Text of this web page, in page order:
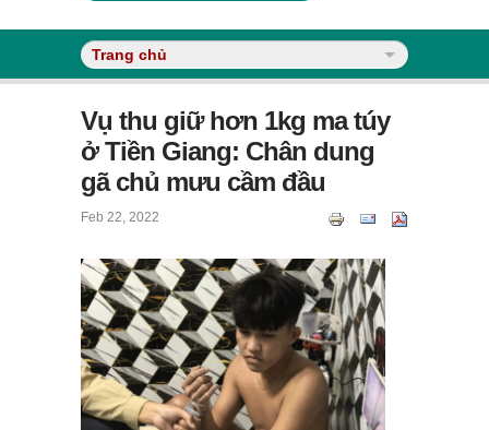
Vụ thu giữ hơn 1kg ma túy
ở Tiền Giang: Chân dung
gã chủ mưu cầm đầu
Feb 22, 2022